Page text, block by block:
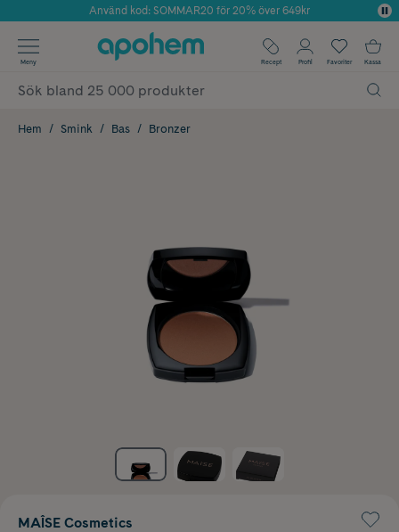
Årets Butik 2025 inom Skönhet
Använd kod: SOMMAR20 för 20% över 649kr
✓ Fri frakt
✓ Poäng på alla köp*
Meny Recept Profil Favoriter Kassa
Hem Smink Bas Bronzer
MAÎSE Cosmetics